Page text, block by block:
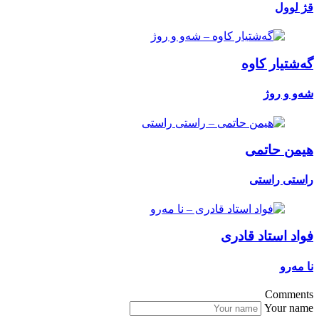
قژ لوول
گەشتیار کاوە
شەو و روژ
هیمن حاتمی
راستی راستی
فواد استاد قادری
نا مەرو
Comments
Your name